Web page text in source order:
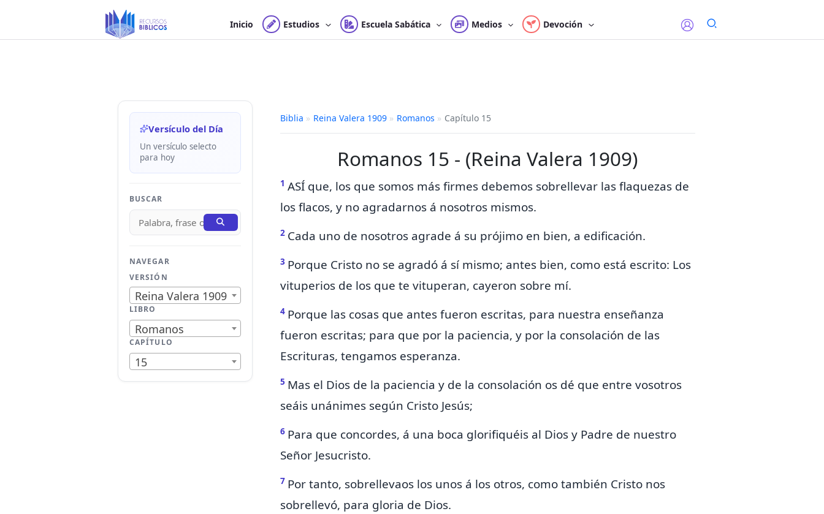
contenido
Inicio Estudios Escuela Sabática Medios Devoción
Versículo del Día
Un versículo selecto
para hoy
BUSCAR
NAVEGAR
VERSIÓN
Reina Valera 1909
LIBRO
Romanos
CAPÍTULO
15
Biblia » Reina Valera 1909 » Romanos » Capítulo 15
Romanos 15 - (Reina Valera 1909)
1 ASÍ que, los que somos más firmes debemos sobrellevar lasflaquezas de
los flacos, y no agradarnos á nosotros mismos.
2 Cada uno de nosotros agrade á su prójimo en bien, a edificación.
3 Porque Cristo no se agradó á sí mismo; antes bien, como está escrito: Los
vituperios de los que te vituperan, cayeron sobre mí.
4 Porque las cosas que antes fueron escritas, para nuestra enseñanza
fueron escritas; para que por la paciencia, y por la consolación de las
Escrituras, tengamos esperanza.
5 Mas el Dios de la paciencia y de la consolación os dé que entre vosotros
seáis unánimes según Cristo Jesús;
6 Para que concordes, á una boca glorifiquéis al Dios y Padre de nuestro
Señor Jesucristo.
7 Por tanto, sobrellevaos los unos á los otros, como también Cristo nos
sobrellevó, para gloria de Dios.